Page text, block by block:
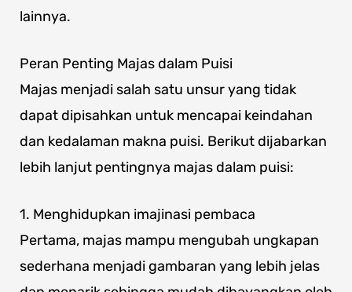
lainnya.
Peran Penting Majas dalam Puisi
Majas menjadi salah satu unsur yang tidak
dapat dipisahkan untuk mencapai keindahan
dan kedalaman makna puisi. Berikut dijabarkan
lebih lanjut pentingnya majas dalam puisi:
1. Menghidupkan imajinasi pembaca
Pertama, majas mampu mengubah ungkapan
sederhana menjadi gambaran yang lebih jelas